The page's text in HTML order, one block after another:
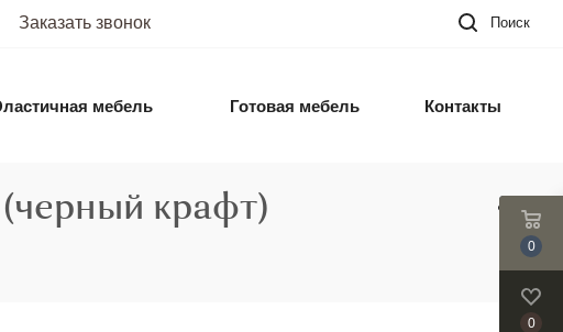
Заказать звонок Поиск
мебель Готовая мебель Контакты
крафт)
0
0